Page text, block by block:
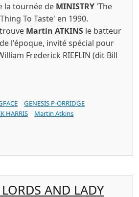
la tournée de MINISTRY 'The
To Taste' en 1990.
Martin ATKINS le batteur
de l'époque, invité spécial pour
Frederick RIEFLIN (dit Bill
GENESIS P-ORRIDGE
HARRIS Martin Atkins
AND LADY